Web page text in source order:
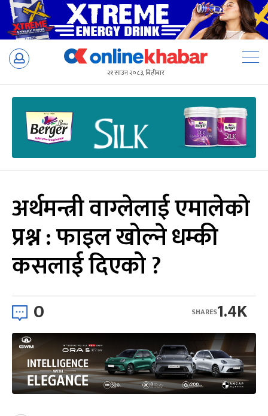
Skip
२१ साउन २०८३, बिहीबार
अर्थमन्त्री वाग्लेलाई एमालेको
प्रश्न : फाइल खोल्ने धम्की
कसलाई दिएको ?
0 1.4K
SHARES